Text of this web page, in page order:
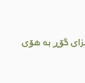
گۆڕ بە ھۆی